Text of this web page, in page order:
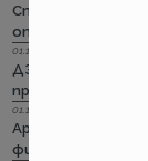
Стикерът по
опит да влезе в
01.11.2022 г.
ДЗИ: Стрийминг
през ноември
01.11.2022 г.
Армеец:
фирмите също